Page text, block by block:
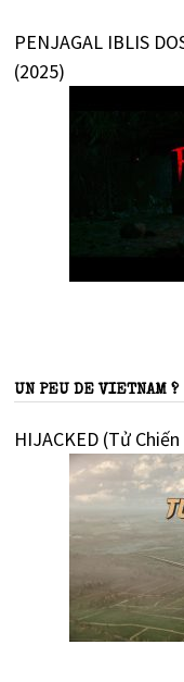
PENJAGAL IBLIS
(2025)
UN PEU DE VIETNAM ?
HIJACKED (Tử